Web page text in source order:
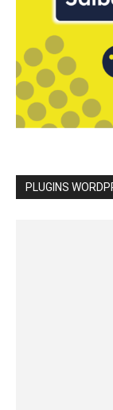
PLUGINS